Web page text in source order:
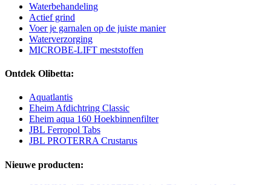
Waterbehandeling
Actief grind
Voer je garnalen op de juiste manier
Waterverzorging
MICROBE-LIFT meststoffen
Ontdek Olibetta:
Aquatlantis
Eheim Afdichtring Classic
Eheim aqua 160 Hoekbinnenfilter
JBL Ferropol Tabs
JBL PROTERRA Crustarus
Nieuwe producten: